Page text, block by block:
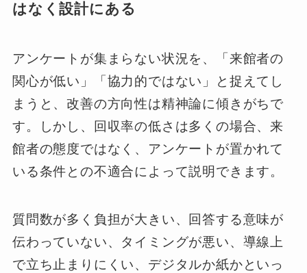
はなく設計にある
アンケートが集まらない状況を、「来館者の
関心が低い」「協力的ではない」と捉えてし
まうと、改善の方向性は精神論に傾きがちで
す。しかし、回収率の低さは多くの場合、来
館者の態度ではなく、アンケートが置かれて
いる条件との不適合によって説明できます。
質問数が多く負担が大きい、回答する意味が
伝わっていない、タイミングが悪い、導線上
で立ち止まりにくい、デジタルか紙かといっ